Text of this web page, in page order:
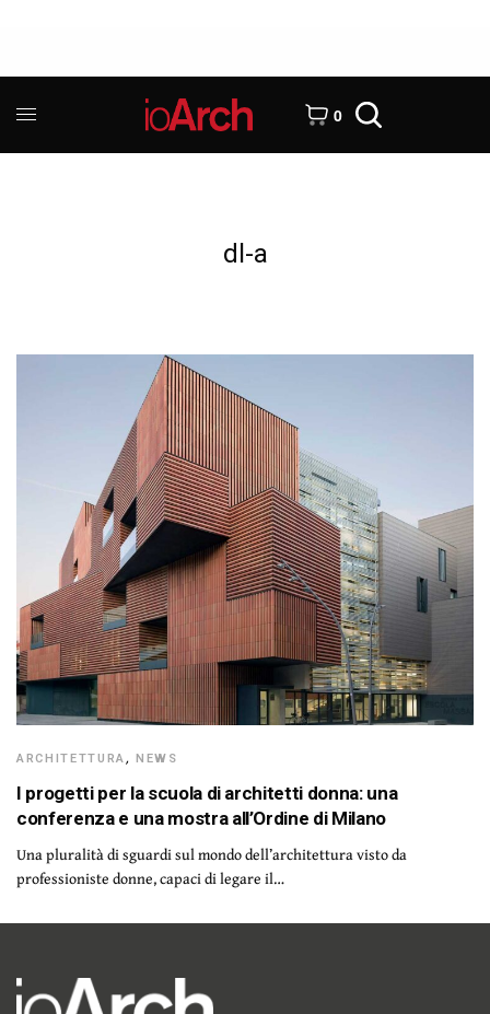
0
dl-a
ARCHITETTURA,NEWS
I progetti per la scuola di architetti donna: una
conferenza e una mostra all’Ordine di Milano
Una pluralità di sguardi sul mondo dell’architettura visto da
professioniste donne, capaci di legare il…